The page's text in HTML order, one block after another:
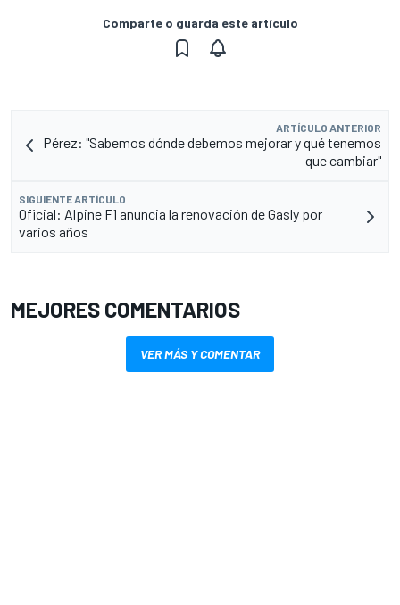
Comparte o guarda este artículo
ARTÍCULO ANTERIOR
Pérez: "Sabemos dónde debemos mejorar y qué tenemos
que cambiar"
SIGUIENTE ARTÍCULO
Oficial: Alpine F1 anuncia la renovación de Gasly por
varios años
MEJORES COMENTARIOS
VER MÁS Y COMENTAR